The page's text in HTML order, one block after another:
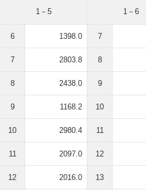
1－5
6 1398.0
7 2803.8
8 2438.0
9 1168.2
10 2980.4
11 2097.0
12 2016.0
1－6
7
8
9
10
11
12
13